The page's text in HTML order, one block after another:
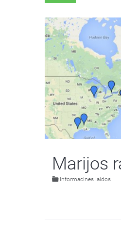
Marijos
Informacinės laidos